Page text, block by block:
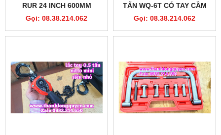
RUR 24 INCH 600MM
MODEL R4043
Gọi: 08.38.214.062
TẤN WQ-6T CÓ TAY CẦM
ĐIỀU HƯỚNG 180 ĐỘ
Gọi: 08.38.214.062